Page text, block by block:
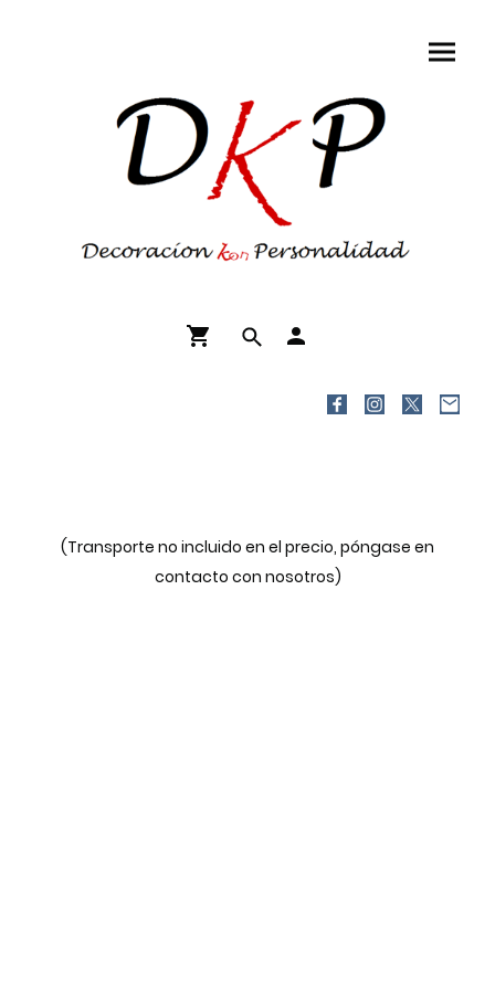
(Transporte no incluido en el precio, póngase en
contacto con nosotros)